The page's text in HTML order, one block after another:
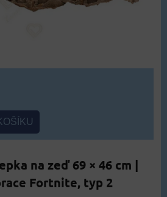
na zeď 69 × 46 cm |
Fortnite, typ 2